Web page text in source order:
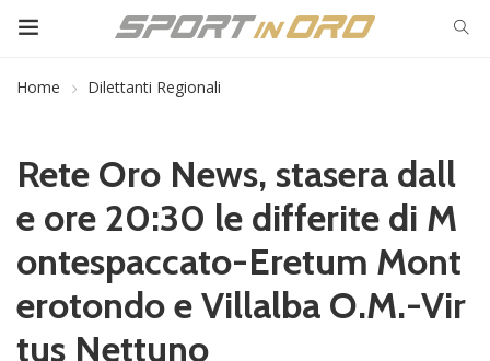
Home Dilettanti Regionali
Rete Oro News, stasera dall
e ore 20:30 le differite di M
ontespaccato-Eretum Mont
erotondo e Villalba O.M.-Vir
tus Nettuno